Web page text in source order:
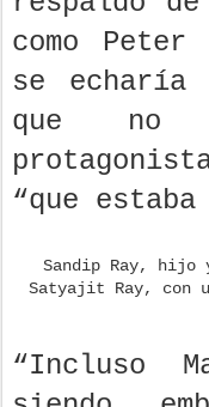
como
se echaría
que
“que
Sandip Ray, hijo
Satyajit Ray, con
“Incluso